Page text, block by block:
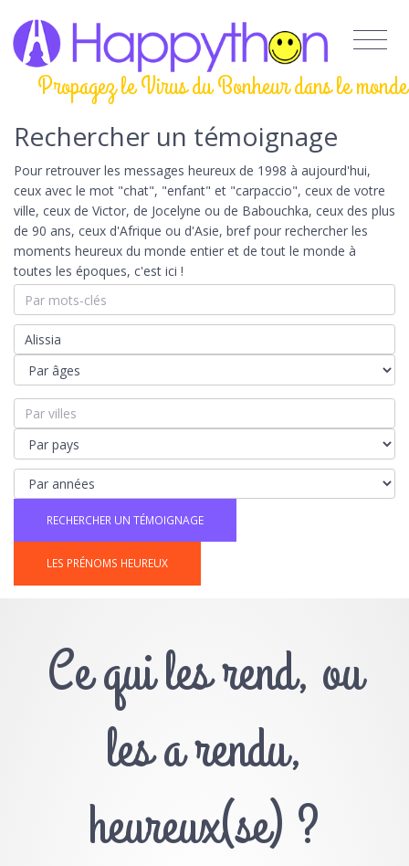
Propagez le Virus du Bonheur dans le monde
Rechercher un témoignage
Pour retrouver les messages heureux de 1998 à aujourd'hui,
ceux avec le mot "chat", "enfant" et "carpaccio", ceux de votre
ville, ceux de Victor, de Jocelyne ou de Babouchka, ceux des plus
de 90 ans, ceux d'Afrique ou d'Asie, bref pour rechercher les
moments heureux du monde entier et de tout le monde à
toutes les époques, c'est ici !
LES PRÉNOMS HEUREUX
Ce qui les rend, ou
les a rendu,
heureux(se) ?